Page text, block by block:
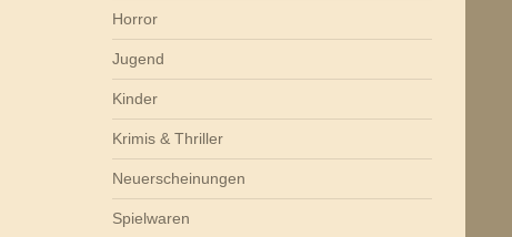
Horror
Jugend
Kinder
Krimis & Thriller
Neuerscheinungen
Spielwaren